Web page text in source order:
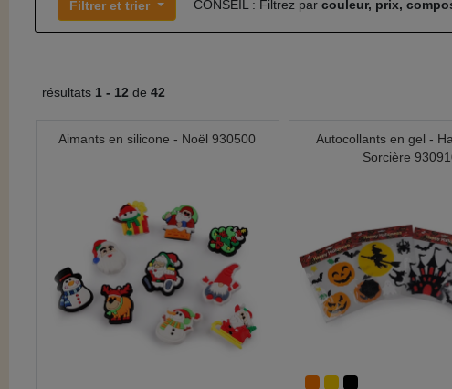
Filtrer et trier CONSEIL : Filtrez par couleur, prix,
résultats 1 - 12 de 42
Aimants en silicone - Noël 930500
Autocollants en gel -
Sorcière